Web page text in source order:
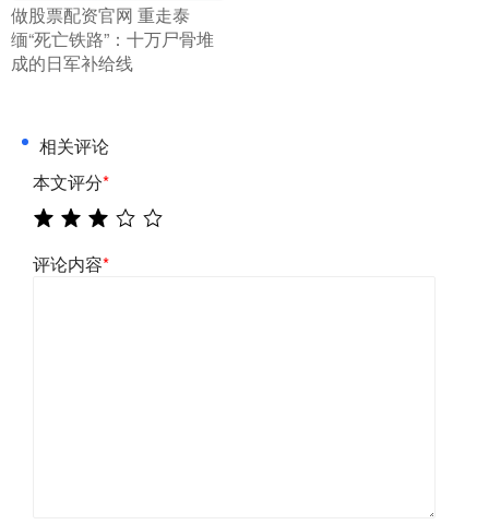
​做股票配资官网 重走泰
缅“死亡铁路”：十万尸骨堆
成的日军补给线
相关评论
本文评分*
评论内容*